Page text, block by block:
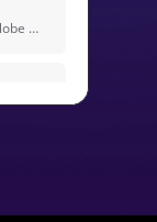
Cette véritable voix humaine englobe un éventail diversifié de tons et de styles, caractérisés par leur chaleur et leur expressivité, ce qui les rend adaptés à la narration, à la publicité et à diverses applications médiatiques, les auditeurs efficacement engageants.
Kylian Mbappé est une superstar de football française connu pour sa vitesse, ses compétences et ses capacités de buteur, devenant l'un des talents les plus prometteurs du football moderne.